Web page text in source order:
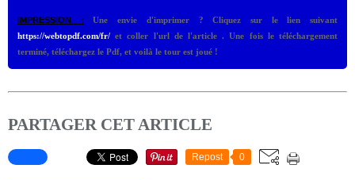
IMPRESSION :
Une envie d'imprimer ? Cliquez sur le lien suivant
https://webtopdf.com/fr/ et coller l'url de l'article . Une fois le téléchargement
terminé, téléchargez le Pdf, et voilà le tour est joué !
PARTAGER CET ARTICLE
Repost 0